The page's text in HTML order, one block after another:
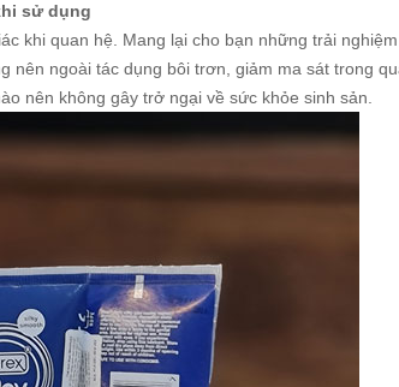
sử dụng
khi quan hệ. Mang lại cho bạn những trải
ngoài tác dụng bôi trơn, giảm ma sát trong
nên không gây trở ngại về sức khỏe sinh sản.